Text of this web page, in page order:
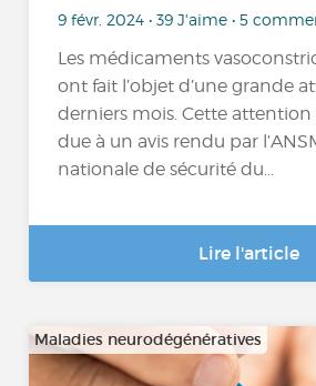
9 févr. 2024 • 39 J'aime • 5
Les médicaments
ont fait l’objet d’une grande
derniers mois. Cette attention
due à un avis rendu par
nationale de sécurité du...
Lire l'article
Maladies neurodégénératives